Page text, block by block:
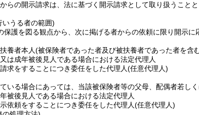
らの開示請求は、法に基づく開示請求として取り扱うこと
うる者の範囲)
保護を図る観点から、次に掲げる者からの依頼に限り開示に
養者本人(被保険者であった者及び被扶養者であった者を含
は成年被後見人である場合における法定代理人
求をすることにつき委任をした代理人(任意代理人)
いる場合にあっては、当該被保険者等の父母、配偶者若し
被後見人である場合における法定代理人
依頼をすることにつき委任をした代理人(任意代理人)